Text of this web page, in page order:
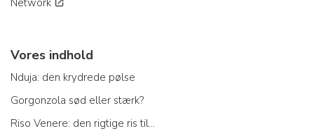
Vores indhold
Nduja: den krydrede pølse
Gorgonzola sød eller stærk?
Riso Venere: den rigtige ris til...